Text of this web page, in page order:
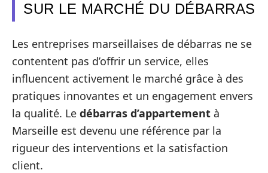
SUR LE MARCHÉ DU DÉBARRAS
Les entreprises marseillaises de débarras ne se
contentent pas d’offrir un service, elles
influencent activement le marché grâce à des
pratiques innovantes et un engagement envers
la qualité. Le débarras d’appartement à
Marseille est devenu une référence par la
rigueur des interventions et la satisfaction
client.